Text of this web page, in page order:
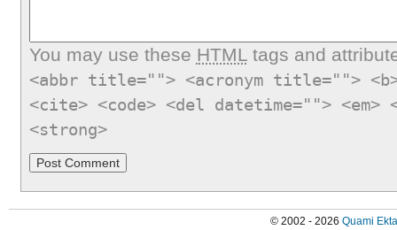
You may use these HTMLtags and
<abbr title=""> <acronym title="">
<cite> <code> <del datetime="">
<strong>
© 2002 - 2026 Quami